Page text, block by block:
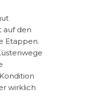
auf den
Etappen.
wirklich